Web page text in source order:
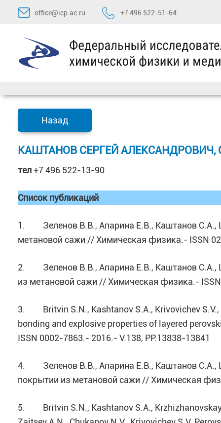
Перейти
содержимому
office@icp.ac.ru +7 496 522-51-64
Назад
КАШТАНОВ СЕРГЕЙ АЛЕКСАНДРОВИЧ,
тел+7 496 522-13-90
Список публикаций
1. Зеленов В.В., Апарина Е.В., Каштанов С.А.,
метановой сажи // Химическая физика.- ISSN
2. Зеленов В.В., Апарина Е.В., Каштанов С.А.,
из метановой сажи // Химическая физика.-
3. Britvin S.N., Kashtanov S.A., Krivovichev S.V.,
bonding and explosive properties of layered
ISSN 0002-7863.- 2016.- V.138, PP.13838-13841
4. Зеленов В.В., Апарина Е.В., Каштанов С.А.,
покрытии из метановой сажи // Химическая
5. Britvin S.N., Kashtanov S.A., Krzhizhanovskaya